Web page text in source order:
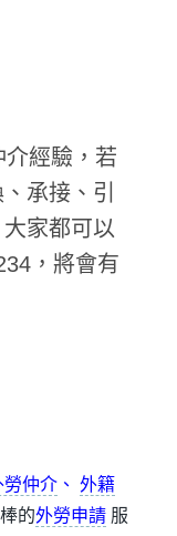
經驗，若
承接、引
家都可以
，將會有
勞仲介 、外籍
的外勞申請 服